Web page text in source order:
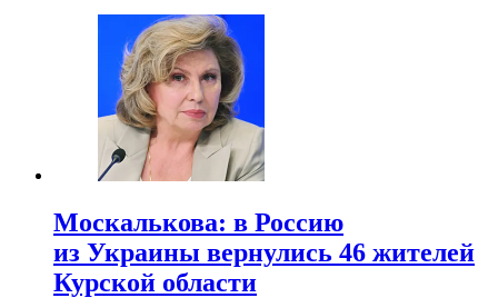
Москалькова: в Россию
из Украины вернулись 46 жителей
Курской области